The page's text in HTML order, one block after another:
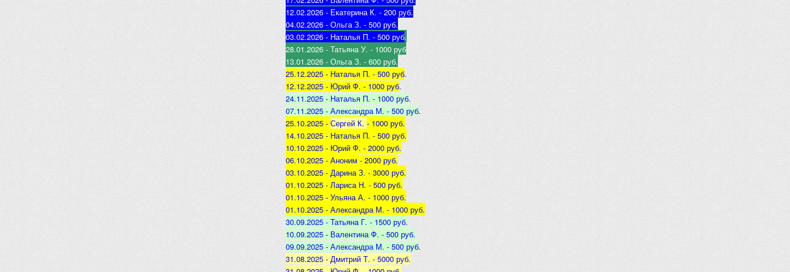
12.02.2026 - Екатерина К. - 200 руб.
04.02.2026 - Ольга З. - 500 руб.
03.02.2026 - Наталья П. - 500 руб.
28.01.2026 - Татьяна У. - 1000 руб
13.01.2026 - ОльгаЗ. - 600 руб.
25.12.2025 - Наталья П. - 500 руб.
12.12.2025 - Юрий Ф. - 1000 руб.
24.11.2025 - Наталья П. - 1000 руб.
07.11.2025 - Александра М. - 500 руб.
25.10.2025 - Сергей К. - 1000 руб.
14.10.2025 - Наталья П. - 500 руб.
10.10.2025 - Юрий Ф. - 2000 руб.
06.10.2025 - Аноним - 2000 руб.
03.10.2025 - Дарина З. - 3000 руб.
01.10.2025 - Лариса Н. - 500 руб.
01.10.2025 - Ульяна А. - 1000 руб.
01.10.2025 - Александра М. - 1000 руб.
30.09.2025 - Татьяна Г. - 1500 руб.
10.09.2025 - Валентина Ф. - 500 руб.
09.09.2025 - Александра М. - 500 руб.
31.08.2025 - Дмитрий Т. - 5000 руб.